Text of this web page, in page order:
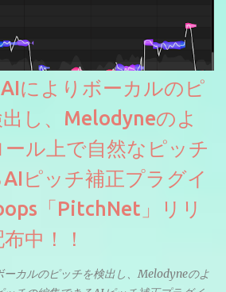
AIによりボーカルのピ
し、Melodyneのよ
ル上で自然なピッチ
ピッチ補正プラグイ
「PitchNet」リリ
中！！
ーカルのピッチを検出し、Melodyneのよ